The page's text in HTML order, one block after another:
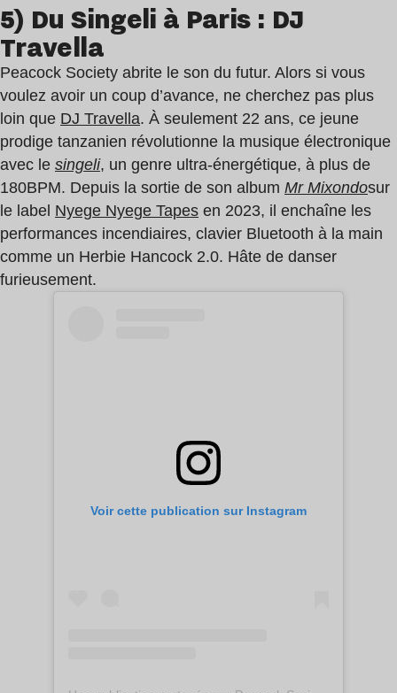
5) Du Singeli à Paris : DJ
Travella
Peacock Society abrite le son du futur. Alors si vous
voulez avoir un coup d’avance, ne cherchez pas plus
loin que DJ Travella. À seulement 22 ans, ce jeune
prodige tanzanien révolutionne la musique électronique
avec le singeli, un genre ultra-énergétique, à plus de
180BPM. Depuis la sortie de son album Mr Mixondosur
le label Nyege Nyege Tapes en 2023, il enchaîne les
performances incendiaires, clavier Bluetooth à la main
comme un Herbie Hancock 2.0. Hâte de danser
furieusement.
Voir cette publication sur Instagram